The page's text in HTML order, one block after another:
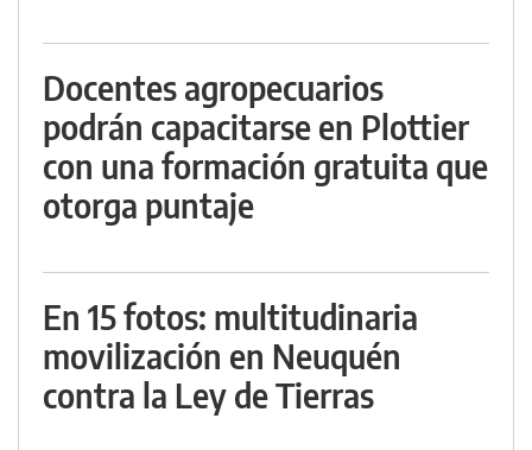
Docentes agropecuarios
podrán capacitarse en Plottier
con una formación gratuita que
otorga puntaje
En 15 fotos: multitudinaria
movilización en Neuquén
contra la Ley de Tierras